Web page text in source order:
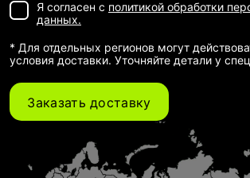
Я согласен с политикой обработки
данных.
* Для отдельных регионов могут
условия доставки. Уточняйте детали у
Заказать доставку